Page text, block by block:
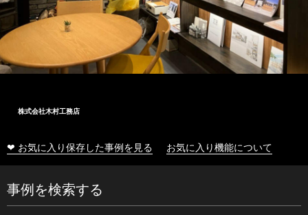
株式会社木村工務店
❤ お気に入り保存した事例を見る お気に入り機能について
事例を検索する